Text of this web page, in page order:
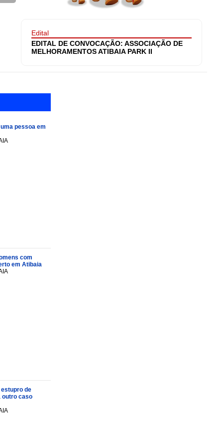
Edital
EDITAL DE CONVOCAÇÃO: ASSOCIAÇÃO DE
MELHORAMENTOS ATIBAIA PARK II
pessoa em
com
em Atibaia
de
outro caso